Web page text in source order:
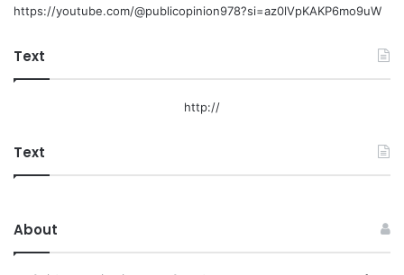
https://youtube.com/@publicopinion978?si=az0lVpKAKP6mo9uW
Text
http://
Text
About